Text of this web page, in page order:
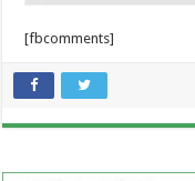
[fbcomments]